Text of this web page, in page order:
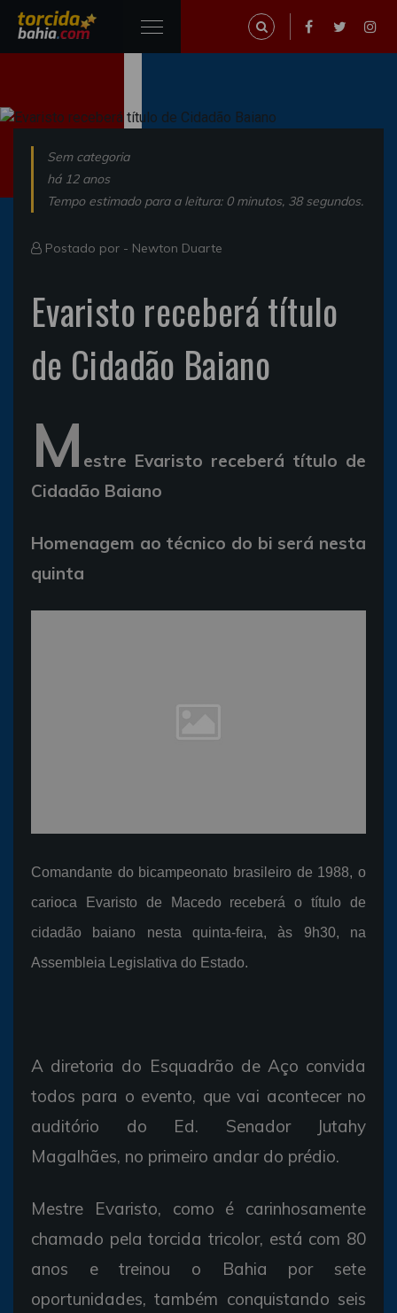
Sem categoria
há 12 anos
Tempo estimado para a leitura: 0 minutos, 38 segundos.
Postado por - Newton Duarte
Evaristo receberá título
de Cidadão Baiano
M estre Evaristo receberá título de
Cidadão Baiano
Homenagem ao técnico do bi será nesta
quinta
Comandante do bicampeonato brasileiro de 1988, o
carioca Evaristo de Macedo receberá o título de
cidadão baiano nesta quinta-feira, às 9h30, na
Assembleia Legislativa do Estado.
A diretoria do Esquadrão de Aço convida
todos para o evento, que vai acontecer no
auditório do Ed. Senador Jutahy
Magalhães, no primeiro andar do prédio.
Mestre Evaristo, como é carinhosamente
chamado pela torcida tricolor, está com 80
anos e treinou o Bahia por sete
oportunidades, também conquistando seis